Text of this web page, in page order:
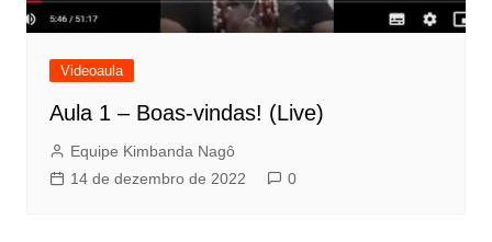
Videoaula
Aula 1 – Boas-vindas! (Live)
Equipe Kimbanda Nagô
14 de dezembro de 2022
0